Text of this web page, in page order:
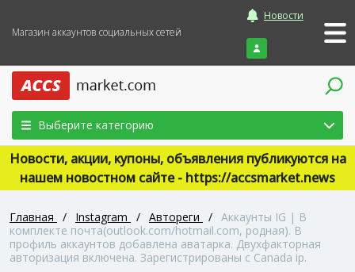
Магазин аккаунтов социальных сетей
Новости
Войти
Выберите категорию
Новости, акции, купоны, объявления публикуются на
нашем новостном сайте - https://accsmarket.news
Главная / Instagram / Автореги / Аккаунты IG | В
комплекте почта(outlook.com/hotmail.com, родная). В
профиль аккаунтов добавлена аватарка. Двухфакторная
авторизация включена. Зарегистрированы с Canada ip.